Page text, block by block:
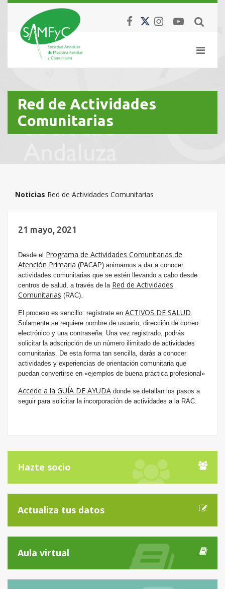
Red de Actividades
Comunitarias
Noticias Red de Actividades Comunitarias
21 mayo, 2021
Desde el Programa de Actividades Comunitarias de
Atención Primaria (PACAP) animamos a dar a conocer
actividades comunitarias que se estén llevando a cabo desde
centros de salud, a través de la Red de Actividades
Comunitarias (RAC).
El proceso es sencillo: regístrate en ACTIVOS DE SALUD.
Solamente se requiere nombre de usuario, dirección de correo
electrónico y una contraseña. Una vez registrado, podrás
solicitar la adscripción de un número ilimitado de actividades
comunitarias. De esta forma tan sencilla, darás a conocer
actividades y experiencias de orientación comunitaria que
puedan convertirse en «ejemplos de buena práctica profesional»
Accede a la GUÍA DE AYUDA donde se detallan los pasos a
seguir para solicitar la incorporación de actividades a la RAC.
Hazte socio
Actualiza tus datos
Aula virtual